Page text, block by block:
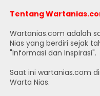
Tentang
Wartanias.com adalah
Nias yang berdiri sejak
"Informasi dan Inspirasi".
Saat ini wartanias.com
Warta Nias.